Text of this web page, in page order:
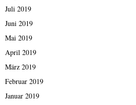
Juli 2019
Juni 2019
Mai 2019
April 2019
März 2019
Februar 2019
Januar 2019